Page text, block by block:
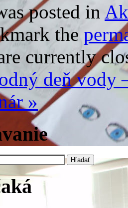
posted in
the
currently
deň vody
»